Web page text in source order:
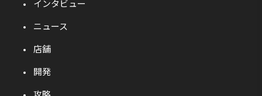
インタビュー
ニュース
店舗
開発